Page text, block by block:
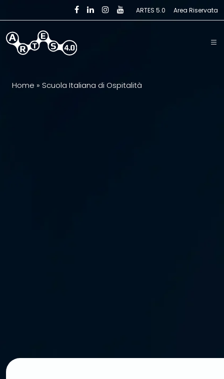
Skip to main content ARTES 5.0 Area Riservata
Home » Scuola Italiana di Ospitalità